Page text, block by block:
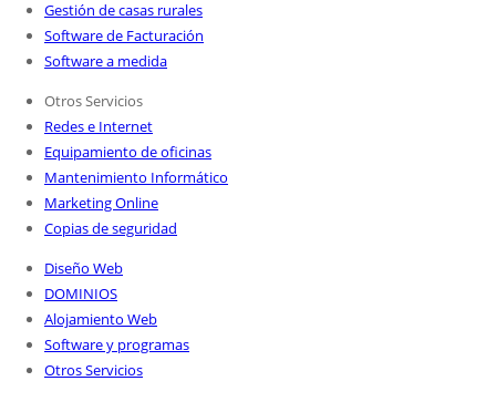
Gestión de casas rurales
Software de Facturación
Software a medida
Otros Servicios
Redes e Internet
Equipamiento de oficinas
Mantenimiento Informático
Marketing Online
Copias de seguridad
Diseño Web
DOMINIOS
Alojamiento Web
Software y programas
Otros Servicios